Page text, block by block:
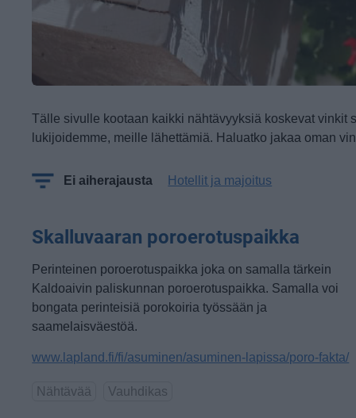
Tälle sivulle kootaan kaikki nähtävyyksiä koskevat vinkit
lukijoidemme, meille lähettämiä. Haluatko jakaa oman
Ei aiherajausta Hotellit ja majoitus
Skalluvaaran poroerotuspaikka
Perinteinen poroerotuspaikka joka on samalla tärkein
Kaldoaivin paliskunnan poroerotuspaikka. Samalla voi
bongata perinteisiä porokoiria työssään ja
saamelaisväestöä.
www.lapland.fi/fi/asuminen/asuminen-lapissa/poro-fakta/
Nähtävää Vauhdikas